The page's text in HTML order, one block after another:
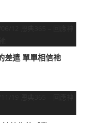
差遣 單單相信祂